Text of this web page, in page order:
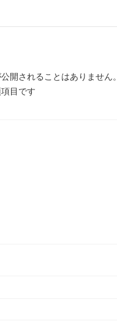
開されることはありません。
目です